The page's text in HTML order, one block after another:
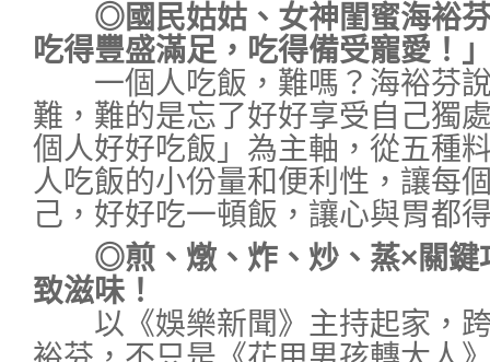
◎國民姑姑、女神閨蜜海裕
吃得豐盛滿足，吃得備受寵愛！
一個人吃飯，難嗎？海裕芬說
難，難的是忘了好好享受自己獨
個人好好吃飯」為主軸，從五種
人吃飯的小份量和便利性，讓每
己，好好吃一頓飯，讓心與胃都
◎煎、燉、炸、炒、蒸×關鍵
致滋味！
以《娛樂新聞》主持起家，跨